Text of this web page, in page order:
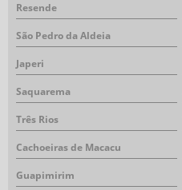
Resende
São Pedro da Aldeia
Japeri
Saquarema
Três Rios
Cachoeiras de Macacu
Guapimirim